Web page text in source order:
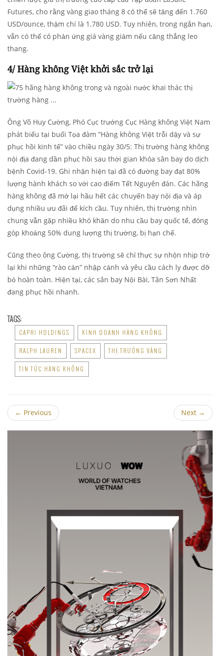
Futures, cho rằng vàng giao tháng 8 có thể sẽ tăng đến 1.760
USD/ounce, thậm chí là 1.780 USD. Tuy nhiên, trong ngắn hạn,
vẫn có thể có phản ứng giá vàng giảm nếu căng thẳng leo
thang.
4/ Hàng không Việt khởi sắc trở lại
Ông Võ Huy Cường, Phó Cục trưởng Cục Hàng không Việt Nam
phát biểu tại buổi Tọa đàm “Hàng không Việt trỗi dậy và sự
phục hồi kinh tế” vào chiều ngày 30/5: Thị trường hàng không
nội địa đang dần phục hồi sau thời gian khóa sân bay do dịch
bệnh Covid-19. Ghi nhận hiện tại đã có đường bay đạt 80%
lượng hành khách so với cao điểm Tết Nguyên đán. Các hãng
hàng không đã mở lại hầu hết các chuyến bay nội địa và áp
dụng nhiều ưu đãi để kích cầu. Tuy nhiên, thị trường nhìn
chung vẫn gặp nhiều khó khăn do nhu cầu bay quốc tế, đóng
góp khoảng 50% dung lượng thị trường, bị hạn chế.
Cũng theo ông Cường, thị trường sẽ chỉ thực sự nhộn nhịp trở
lại khi những “rào cản” nhập cảnh và yêu cầu cách ly được dỡ
bỏ hoàn toàn. Hiện tại, các sân bay Nội Bài, Tân Sơn Nhất
đang phục hồi nhanh.
TAGS:
CAPRI HOLDINGS KINH DOANH HÀNG KHÔNG
RALPH LAUREN SPACEX THỊ TRƯỜNG VÀNG
TIN TỨC HÀNG KHÔNG
← Previous Next →